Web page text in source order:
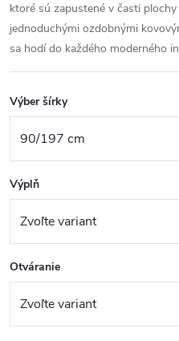
ktoré sú zapustené v časti
jednoduchými ozdobnými
sa hodí do každého moderného
Výber šírky
Výplň
Otváranie